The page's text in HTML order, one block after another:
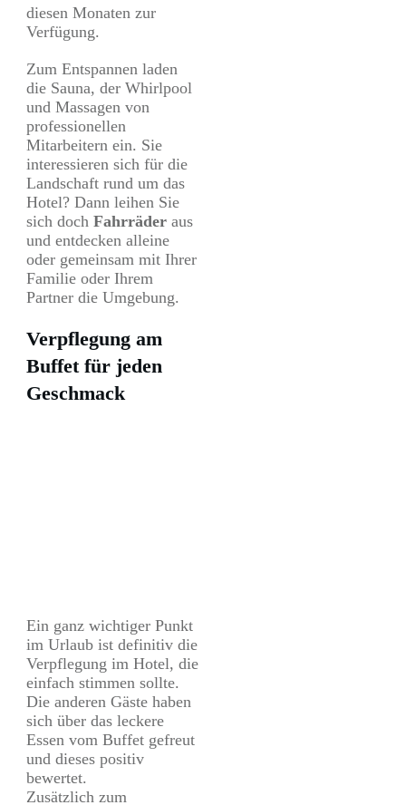
diesen Monaten zur
Verfügung.
Zum Entspannen laden
die Sauna, der Whirlpool
und Massagen von
professionellen
Mitarbeitern ein. Sie
interessieren sich für die
Landschaft rund um das
Hotel? Dann leihen Sie
sich doch Fahrräder aus
und entdecken alleine
oder gemeinsam mit Ihrer
Familie oder Ihrem
Partner die Umgebung.
Verpflegung am
Buffet für jeden
Geschmack
Ein ganz wichtiger Punkt
im Urlaub ist definitiv die
Verpflegung im Hotel, die
einfach stimmen sollte.
Die anderen Gäste haben
sich über das leckere
Essen vom Buffet gefreut
und dieses positiv
bewertet.
Zusätzlich zum